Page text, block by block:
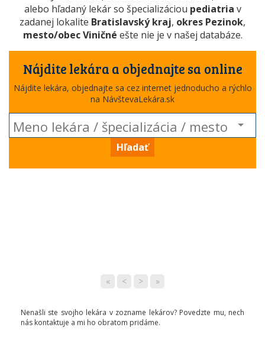
alebo hľadaný lekár so špecializáciou pediatria v
zadanej lokalite Bratislavský kraj, okres Pezinok,
mesto/obec Viničné ešte nie je v našej databáze.
Nájdite lekára a objednajte sa online
Nájdite lekára, objednajte sa cez internet jednoducho a rýchlo
na NávštevaLekára.sk
Hľadať
« < > »
Nenašli ste svojho lekára v zozname lekárov? Povedzte mu, nech
nás kontaktuje a mi ho obratom pridáme.